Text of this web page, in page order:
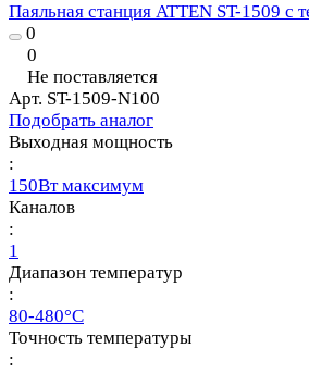
Паяльная станция ATTEN ST-1509 с
0
0
Не поставляется
Арт. ST-1509-N100
Подобрать аналог
Выходная мощность
:
150Вт максимум
Каналов
:
1
Диапазон температур
:
80-480°C
Точность температуры
: